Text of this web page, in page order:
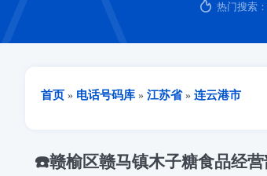
热门搜索：
当前位置
首页 » 电话号码库 » 江苏省 » 连云港市
☎️赣榆区赣马镇木子糖食品经营